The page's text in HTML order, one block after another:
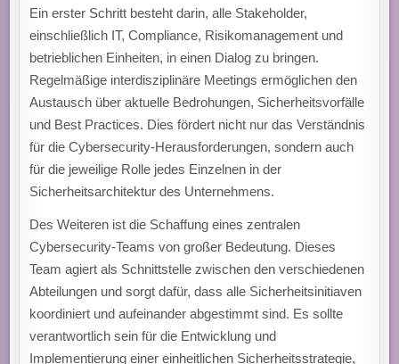
Ein erster Schritt besteht darin, alle Stakeholder,
einschließlich IT, Compliance, Risikomanagement und
betrieblichen Einheiten, in einen Dialog zu bringen.
Regelmäßige interdisziplinäre Meetings ermöglichen den
Austausch über aktuelle Bedrohungen, Sicherheitsvorfälle
und Best Practices. Dies fördert nicht nur das Verständnis
für die Cybersecurity-Herausforderungen, sondern auch
für die jeweilige Rolle jedes Einzelnen in der
Sicherheitsarchitektur des Unternehmens.
Des Weiteren ist die Schaffung eines zentralen
Cybersecurity-Teams von großer Bedeutung. Dieses
Team agiert als Schnittstelle zwischen den verschiedenen
Abteilungen und sorgt dafür, dass alle Sicherheitsinitiaven
koordiniert und aufeinander abgestimmt sind. Es sollte
verantwortlich sein für die Entwicklung und
Implementierung einer einheitlichen Sicherheitsstrategie,